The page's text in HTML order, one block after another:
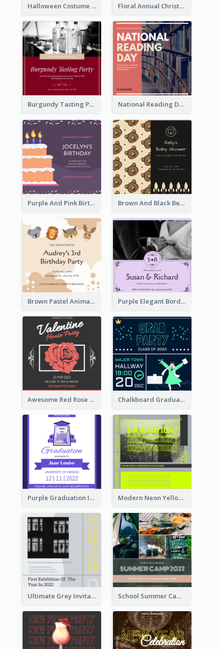
Halloween Costume Party Invitation Floral Annual Christmas Concert Invitation
Burgundy Tasting Party Invitation National Reading Day Invitation
Purple And Pink Birthday Cake Illustration Party Invitation Brown And Black Bear Cartoon Baby Shower Invitation
Brown Pastel Animals Cartoon Baby Birthday Invitation Purple Elegant Border With Photo Wedding Invitation
Awesome Red Rose Valentine Celebration Invitation Chalkboard Graduation Party Invitation
Purple Graduation Invitation Modern Neon Yellow Live Band Invitation Design Idea
Ultimate Grey Invitation Design Template School Summer Camp Invitation